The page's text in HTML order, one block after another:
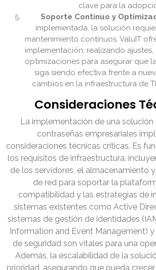
clave para la
Soporte Continuo y
implementada, la solución
mantenimiento continuos. ValuIT
implementación, realizando
optimizaciones para asegurar que
siga siendo efectiva frente a
cambios en la infraestructura de
Consideraciones
La implementación de una
contraseñas empresariales
consideraciones técnicas críticas. Es
los requisitos de infraestructura,
de los servidores, el almacenamiento
de red para soportar la
compatibilidad y las estrategias de
sistemas existentes como Active
sistemas de gestión de identidades
Information and Event Management)
de seguridad son vitales para una
Además, la escalabilidad de la
prioridad, asegurando que pueda